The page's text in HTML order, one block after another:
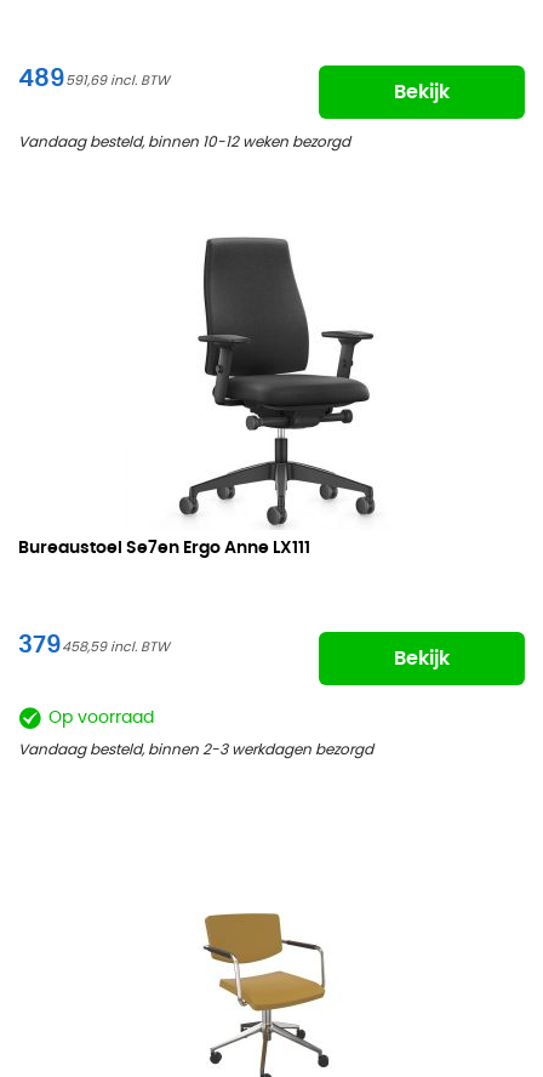
489591,69
Bekijk
Vandaag besteld, binnen 10-12 weken bezorgd
Bureaustoel Se7en Ergo Anne LX111
379458,59
Bekijk
Op voorraad
Vandaag besteld, binnen 2-3 werkdagen bezorgd